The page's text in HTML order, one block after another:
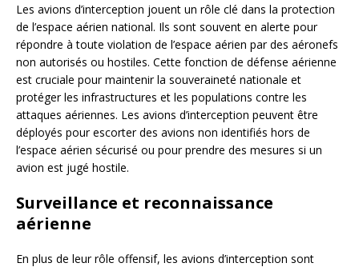
Les avions d’interception jouent un rôle clé dans la protection
de l’espace aérien national. Ils sont souvent en alerte pour
répondre à toute violation de l’espace aérien par des aéronefs
non autorisés ou hostiles. Cette fonction de défense aérienne
est cruciale pour maintenir la souveraineté nationale et
protéger les infrastructures et les populations contre les
attaques aériennes. Les avions d’interception peuvent être
déployés pour escorter des avions non identifiés hors de
l’espace aérien sécurisé ou pour prendre des mesures si un
avion est jugé hostile.
Surveillance et reconnaissance
aérienne
En plus de leur rôle offensif, les avions d’interception sont